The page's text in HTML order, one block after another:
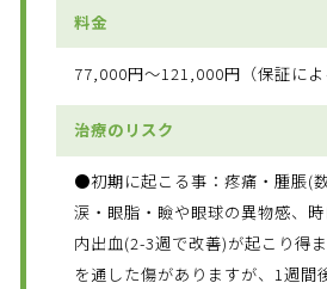
料金
77,000円～121,000円（保証によ
治療のリスク
●初期に起こる事：疼痛・腫脹(
涙・眼脂・瞼や眼球の異物感、時
内出血(2-3週で改善)が起こり得
を通した傷がありますが、1週間